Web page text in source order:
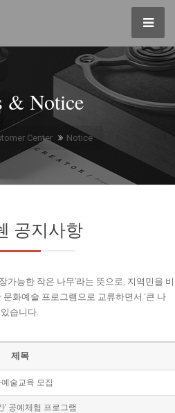
& Notice
Center Notice
공지사항
가능한 작은 나무’라는 뜻으로, 지역민을 비
화예술 프로그램으로 교류하면서 ‘큰 나
습니다.
제목
술교육 모집
' 공예체험 프로그램